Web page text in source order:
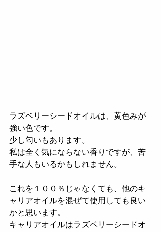
ラズベリーシードオイルは、黄色みが
強い色です。
少し匂いもあります。
私は全く気にならない香りですが、苦
手な人もいるかもしれません。
これを１００％じゃなくても、他のキ
ャリアオイルを混ぜて使用しても良い
かと思います。
キャリアオイルはラズベリーシードオ